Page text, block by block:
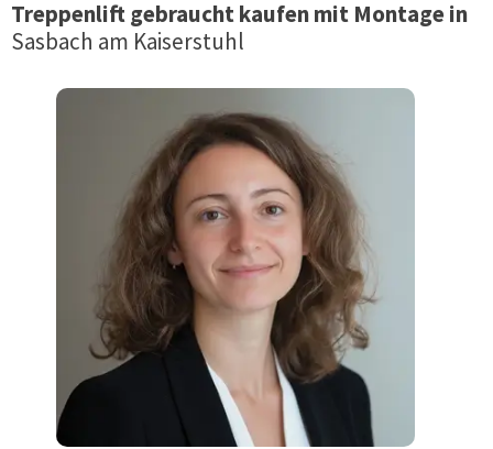
Treppenliftgebraucht kaufen mit Montage in
Sasbach am Kaiserstuhl